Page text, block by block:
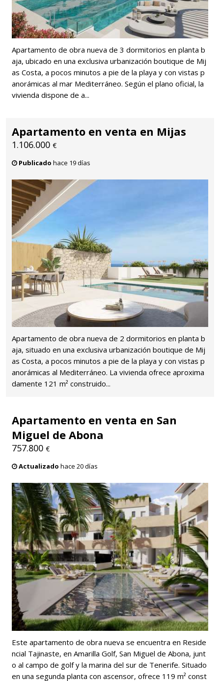
Apartamento de obra nueva de 3 dormitorios en planta b
aja, ubicado en una exclusiva urbanización boutique de Mij
as Costa, a pocos minutos a pie de la playa y con vistas p
anorámicas al mar Mediterráneo. Según el plano oficial, la
vivienda dispone de a...
Apartamento en venta en Mijas
1.106.000 €
Publicado hace 19 días
Apartamento de obra nueva de 2 dormitorios en planta b
aja, situado en una exclusiva urbanización boutique de Mij
as Costa, a pocos minutos a pie de la playa y con vistas p
anorámicas al Mediterráneo. La vivienda ofrece aproxima
damente 121 m² construido...
Apartamento en venta en San
Miguel de Abona
757.800 €
Actualizado hace 20 días
Este apartamento de obra nueva se encuentra en Reside
ncial Tajinaste, en Amarilla Golf, San Miguel de Abona, junt
o al campo de golf y la marina del sur de Tenerife. Situado
en una segunda planta con ascensor, ofrece 119 m² const